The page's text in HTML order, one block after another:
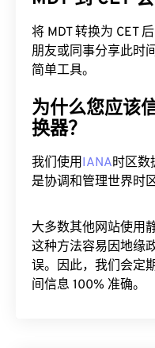
将 MDT 转换为 CET
朋友或同事分享此时
简单工具。
为什么您应该
换器？
我们使用IANA时区数
是协调和管理世界时
大多数其他网站使用
这种方法容易因地缘
误。因此，我们会定
间信息 100% 准确。